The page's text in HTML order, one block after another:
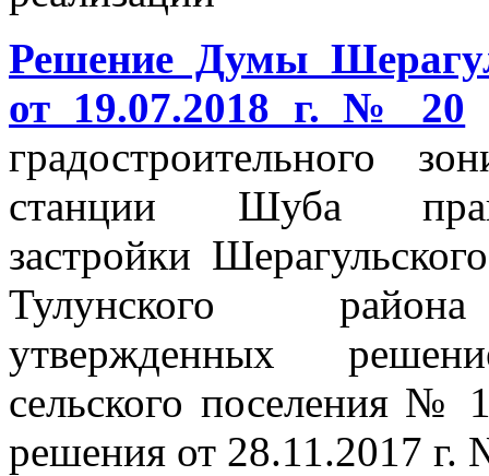
Решение Думы
от 19.07.2018 г. № 20
градостроительного
станции Шуба
застройки
Тулунского
утвержденных
сельского поселения №
решения от 28.11.2017